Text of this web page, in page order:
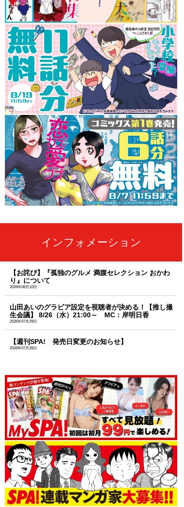
インフォメーション
【お詫び】『孤独のグルメ 満腹セレクション おかわ
り』について
2026年08月10日
山田あいのグラビア設定を視聴者が決める！【推し撮
生会議】 8/26（水）21:00～ MC：岸明日香
2026年07月29日
【週刊SPA! 発売日変更のお知らせ】
2026年07月28日